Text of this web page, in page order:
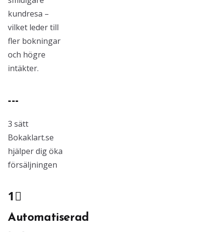
kundresa –
vilket leder till
fler bokningar
och högre
intäkter.
---
3 sätt
Bokaklart.se
hjälper dig öka
försäljningen
1⃣
Automatiserad